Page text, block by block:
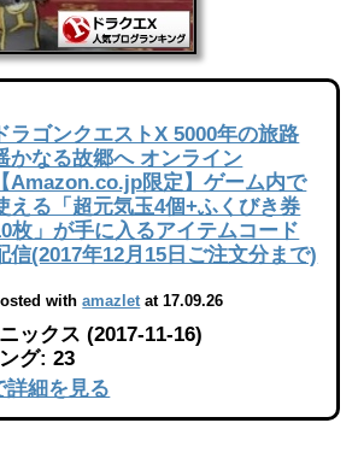
ドラゴンクエストX 5000年の旅路
かなる故郷へ オンライン
【Amazon.co.jp限定】ゲーム内で
える「超元気玉4個+ふくびき券
枚」が手に入るアイテムコード
信(2017年12月15日ご注文分まで)
withamazlet at 17.09.26
ックス (2017-11-16)
グ: 23
細を見る